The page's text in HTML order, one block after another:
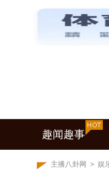
趣闻趣事
主播八卦网 > 娱